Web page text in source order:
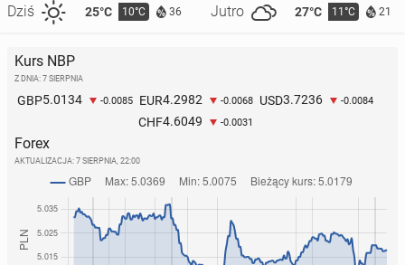
Dziś 25°C 10°C 36 Jutro 27°C 11°C 21
Kurs NBP
Z DNIA: 7 SIERPNIA
GBP5.0134 -0.0085 EUR4.2982 -0.0068 USD3.7236 -0.0084
CHF4.6049 -0.0031
Forex
AKTUALIZACJA: 7 SIERPNIA, 22:00